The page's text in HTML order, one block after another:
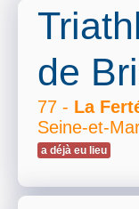
de
77 - La
Seine-et-
a déjà eu lieu